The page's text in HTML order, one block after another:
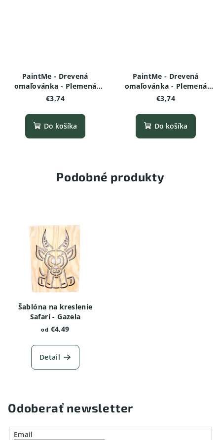
PaintMe - Drevená
omaľovánka - Plemená
psov -Taliansky chrtík
€3,74
Do košíka
PaintMe - Drevená
omaľovánka - Plemená
psov - Jazvečík
€3,74
Do košíka
Podobné produkty
Šablóna na kreslenie
Safari - Gazela
od €4,49
Detail
Odoberať newsletter
Email